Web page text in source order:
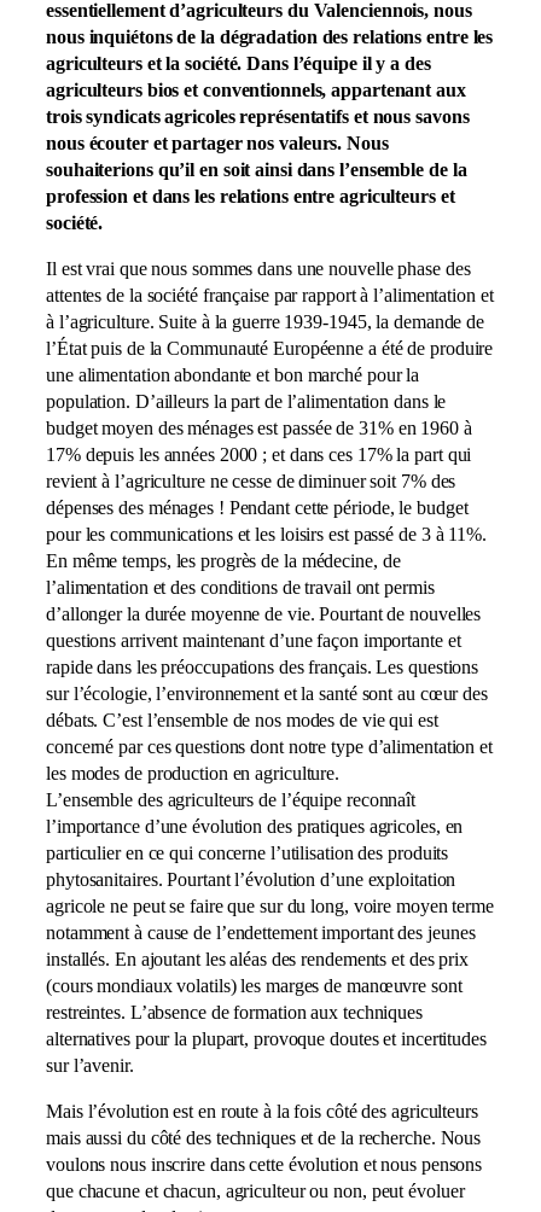
essentiellement d’agriculteurs du Valenciennois, nous
nous inquiétons de la dégradation des relations entre les
agriculteurs et la société. Dans l’équipe il y a des
agriculteurs bios et conventionnels, appartenant aux
trois syndicats agricoles représentatifs et nous savons
nous écouter et partager nos valeurs. Nous
souhaiterions qu’il en soit ainsi dans l’ensemble de la
profession et dans les relations entre agriculteurs et
société.
Il est vrai que nous sommes dans une nouvelle phase des
attentes de la société française par rapport à l’alimentation et
à l’agriculture. Suite à la guerre 1939-1945, la demande de
l’État puis de la Communauté Européenne a été de produire
une alimentation abondante et bon marché pour la
population. D’ailleurs la part de l’alimentation dans le
budget moyen des ménages est passée de 31% en 1960 à
17% depuis les années 2000 ; et dans ces 17% la part qui
revient à l’agriculture ne cesse de diminuer soit 7% des
dépenses des ménages ! Pendant cette période, le budget
pour les communications et les loisirs est passé de 3 à 11%.
En même temps, les progrès de la médecine, de
l’alimentation et des conditions de travail ont permis
d’allonger la durée moyenne de vie. Pourtant de nouvelles
questions arrivent maintenant d’une façon importante et
rapide dans les préoccupations des français. Les questions
sur l’écologie, l’environnement et la santé sont au cœur des
débats. C’est l’ensemble de nos modes de vie qui est
concerné par ces questions dont notre type d’alimentation et
les modes de production en agriculture.
L’ensemble des agriculteurs de l’équipe reconnaît
l’importance d’une évolution des pratiques agricoles, en
particulier en ce qui concerne l’utilisation des produits
phytosanitaires. Pourtant l’évolution d’une exploitation
agricole ne peut se faire que sur du long, voire moyen terme
notamment à cause de l’endettement important des jeunes
installés. En ajoutant les aléas des rendements et des prix
(cours mondiaux volatils) les marges de manœuvre sont
restreintes. L’absence de formation aux techniques
alternatives pour la plupart, provoque doutes et incertitudes
sur l’avenir.
Mais l’évolution est en route à la fois côté des agriculteurs
mais aussi du côté des techniques et de la recherche. Nous
voulons nous inscrire dans cette évolution et nous pensons
que chacune et chacun, agriculteur ou non, peut évoluer